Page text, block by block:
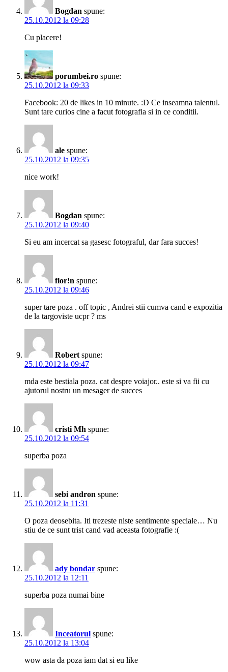
Bogdan spune:
25.10.2012 la 09:28
Cu placere!
porumbei.ro spune:
25.10.2012 la 09:33
Facebook: 20 de likes in 10 minute. :D Ce inseamna talentul.
Sunt tare curios cine a facut fotografia si in ce conditii.
ale spune:
25.10.2012 la 09:35
nice work!
Bogdan spune:
25.10.2012 la 09:40
Si eu am incercat sa gasesc fotograful, dar fara succes!
flor!n spune:
25.10.2012 la 09:46
super tare poza . off topic , Andrei stii cumva cand e expozitia
de la targoviste ucpr ? ms
Robert spune:
25.10.2012 la 09:47
mda este bestiala poza. cat despre voiajor.. este si va fii cu
ajutorul nostru un mesager de succes
cristi Mh spune:
25.10.2012 la 09:54
superba poza
sebi andron spune:
25.10.2012 la 11:31
O poza deosebita. Iti trezeste niste sentimente speciale… Nu
stiu de ce sunt trist cand vad aceasta fotografie :(
ady bondar spune:
25.10.2012 la 12:11
superba poza numai bine
Inceatorul spune:
25.10.2012 la 13:04
wow asta da poza iam dat si eu like